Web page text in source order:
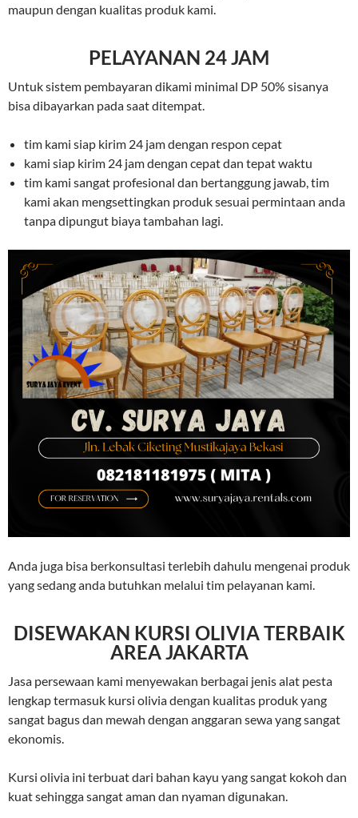
maupun dengan kualitas produk kami.
PELAYANAN 24 JAM
Untuk sistem pembayaran dikami minimal DP 50% sisanya
bisa dibayarkan pada saat ditempat.
tim kami siap kirim 24 jam dengan respon cepat
kami siap kirim 24 jam dengan cepat dan tepat waktu
tim kami sangat profesional dan bertanggung jawab, tim
kami akan mengsettingkan produk sesuai permintaan anda
tanpa dipungut biaya tambahan lagi.
Anda juga bisa berkonsultasi terlebih dahulu mengenai produk
yang sedang anda butuhkan melalui tim pelayanan kami.
DISEWAKAN KURSI OLIVIA TERBAIK
AREA JAKARTA
Jasa persewaan kami menyewakan berbagai jenis alat pesta
lengkap termasuk kursi olivia dengan kualitas produk yang
sangat bagus dan mewah dengan anggaran sewa yang sangat
ekonomis.
Kursi olivia ini terbuat dari bahan kayu yang sangat kokoh dan
kuat sehingga sangat aman dan nyaman digunakan.